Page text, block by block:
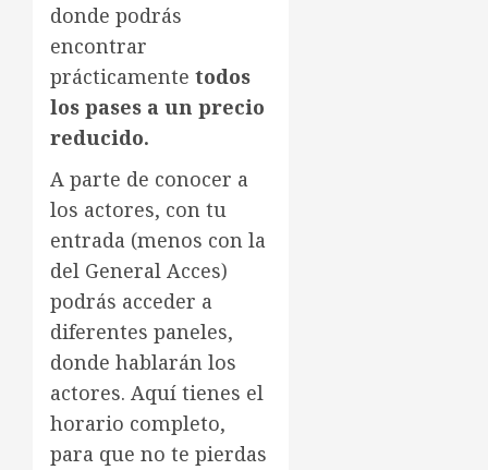
donde podrás
encontrar
prácticamente todos
los pases a un precio
reducido.
A parte de conocer a
los actores, con tu
entrada (menos con la
del General Acces)
podrás acceder a
diferentes paneles,
donde hablarán los
actores. Aquí tienes el
horario completo,
para que no te pierdas